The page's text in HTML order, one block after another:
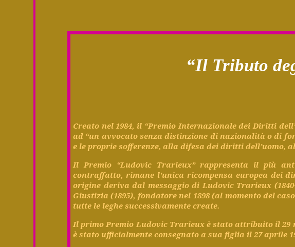
“Il Tributo
Creato nel1984, il “Premio Internazionaledei Diritti
ad “un avvocato senza distinzione di nazionalità o di
e leproprie sofferenze, alladifesa deidiritti dell’uomo,
Il Premio“Ludovic Trarieux” rappresenta il più
contraffatto, rimanel'unica ricompensa europea dei
origine deriva dal messaggiodi Ludovic Trarieux
Giustizia (1895), fondatore nel 1898 (al momento del caso
tutte le leghe successivamente create.
Il primo Premio Ludovic Trarieux èstato attribuito il 29
èstato ufficialmente consegnato a sua figlia il 27aprile